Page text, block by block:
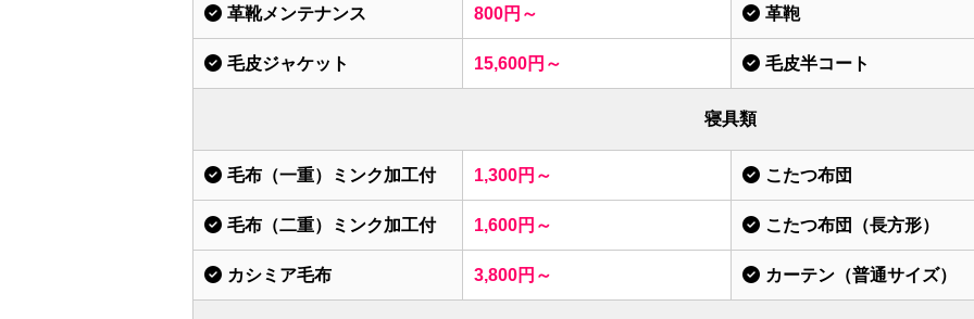
革靴メンテナンス 800円～ 革鞄
毛皮ジャケット 15,600円～ 毛皮半コート
寝具類
毛布（一重）ミンク加工付 1,300円～ こたつ布団
毛布（二重）ミンク加工付 1,600円～ こたつ布団（長方形）
カシミア毛布 3,800円～ カーテン（普通サイズ）